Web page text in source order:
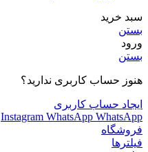
سبد خرید
بستن
ورود
بستن
هنوز حساب کاربری ندارید؟
ایجاد حساب کاربری
Instagram WhatsApp WhatsApp
فروشگاه
فیلترها